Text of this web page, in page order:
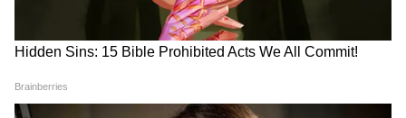
আসছেন অন্নপূর্ণা ভাণ্ডারের ক্ষেত্রে তারা ইনকাম
ট্যাক্স আওতায় আছেন কি না তা দেখা হবে।
4